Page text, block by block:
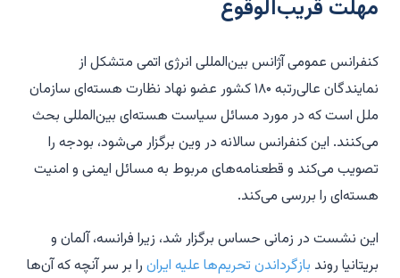
مهلت قریب‌الوقوع
کنفرانس عمومی آژانس بین‌المللی انرژی اتمی متشکل از
نمایندگان عالی‌رتبه ۱۸۰ کشور عضو نهاد نظارت هسته‌ای سازمان
ملل است که در مورد مسائل سیاست هسته‌ای بین‌المللی بحث
می‌کنند. این کنفرانس سالانه در وین برگزار می‌شود، بودجه را
تصویب می‌کند و قطعنامه‌های مربوط به مسائل ایمنی و امنیت
هسته‌ای را بررسی می‌کند.
این نشست در زمانی حساس برگزار شد، زیرا فرانسه، آلمان و
بریتانیا روند بازگرداندن تحریم‌ها علیه ایران را بر سر آنچه که آن‌ها